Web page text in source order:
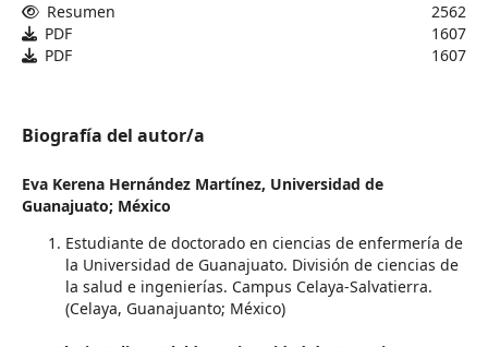
Resumen
2562
PDF
1607
PDF
1607
Biografía del autor/a
Eva Kerena Hernández Martínez, Universidad de
Guanajuato; México
Estudiante de doctorado en ciencias de enfermería de
la Universidad de Guanajuato. División de ciencias de
la salud e ingenierías. Campus Celaya-Salvatierra.
(Celaya, Guanajuanto; México)